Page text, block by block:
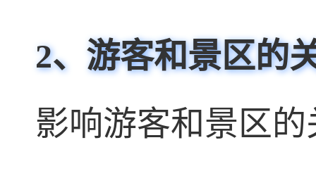
2、游客和景区的
影响游客和景区